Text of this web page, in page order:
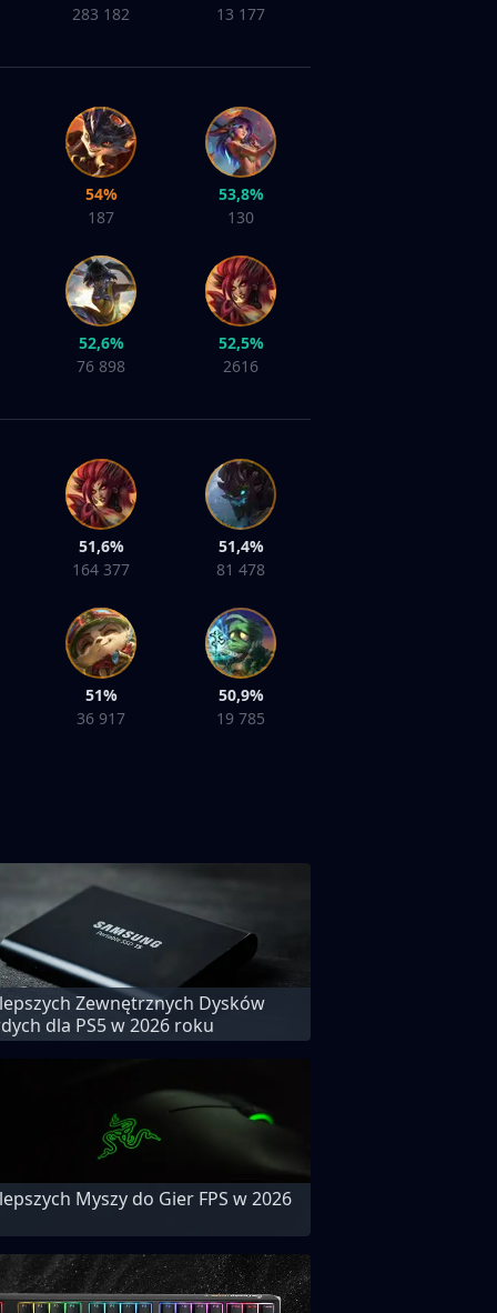
283 182
13 177
54%
187
53,8%
130
52,6%
76 898
52,5%
2616
51,6%
164 377
51,4%
81 478
51%
36 917
50,9%
19 785
Zewnętrznych Dysków
dla PS5 w 2026 roku
Myszy do Gier FPS w 2026